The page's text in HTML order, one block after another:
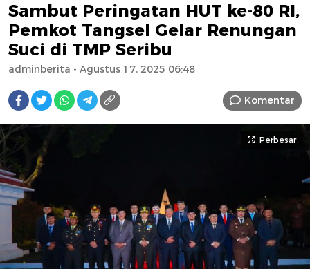
Sambut Peringatan HUT ke-80 RI,
Pemkot Tangsel Gelar Renungan
Suci di TMP Seribu
adminberita - Agustus 17, 2025 06:48
Komentar
Perbesar